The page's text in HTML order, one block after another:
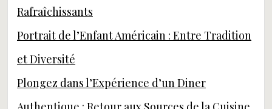
Rafraîchissants
Portrait de l’Enfant Américain : Entre Tradition
et Diversité
Plongez dans l’Expérience d’un Diner